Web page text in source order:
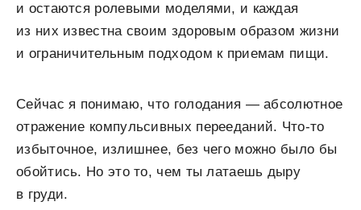
и остаются ролевыми моделями, и каждая
из них известна своим здоровым образом жизни
и ограничительным подходом к приемам пищи.
Сейчас я понимаю, что голодания — абсолютное
отражение компульсивных перееданий. Что-то
избыточное, излишнее, без чего можно было бы
обойтись. Но это то, чем ты латаешь дыру
в груди.